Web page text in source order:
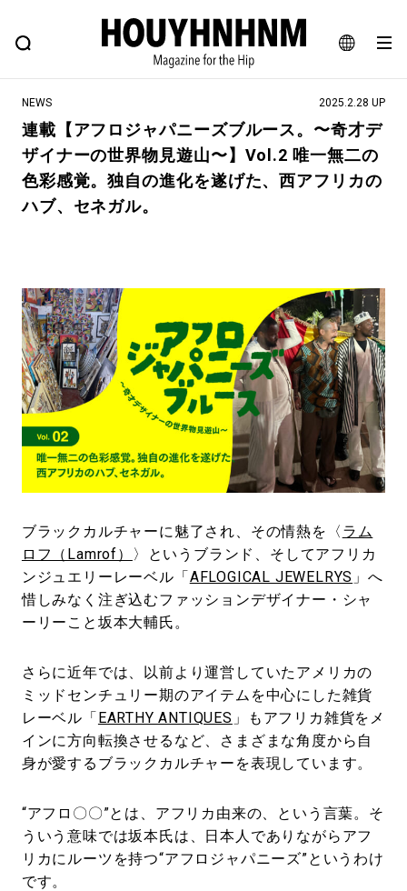
JA
EN
FEATURE BLOG SNAP
ヒップなファッション、カルチャー、ライフスタイルWEBマガジン
#注目のタグ
#SHOPPING ADDICT
#路地裏てぃーん。 #MONTHLY JOURNAL
#GH 銘品の所以 #フイナムのYouTube
#Commune H #FOCUS IT #AH.H
#ととけん #FASHION #MUSIC #MOVIE
#LIFESTYLE #SNEAKER #OUTDOOR
#SPORTS #HANDSOME HANDBOOK
NEWS 2025.2.28 UP
連載【アフロジャパニーズブルース。〜奇才デ
ザイナーの世界物見遊山〜】Vol.2 唯一無二の
色彩感覚。独自の進化を遂げた、西アフリカの
ハブ、セネガル。
ブラックカルチャーに魅了され、その情熱を〈 ラム
ロフ（Lamrof）
〉というブランド、そしてアフリカ
ンジュエリーレーベル「AFLOGICAL JEWELRYS 」へ
惜しみなく注ぎ込むファッションデザイナー・シャ
ーリーこと坂本大輔氏。
さらに近年では、以前より運営していたアメリカの
ミッドセンチュリー期のアイテムを中心にした雑貨
レーベル「EARTHY ANTIQUES 」もアフリカ雑貨をメ
インに方向転換させるなど、さまざまな角度から自
身が愛するブラックカルチャーを表現しています。
“アフロ〇〇”とは、アフリカ由来の、という言葉。そ
ういう意味では坂本氏は、日本人でありながらアフ
リカにルーツを持つ“アフロジャパニーズ”というわけ
です。